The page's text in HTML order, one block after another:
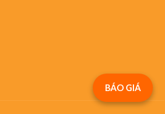
BÁO GIÁ